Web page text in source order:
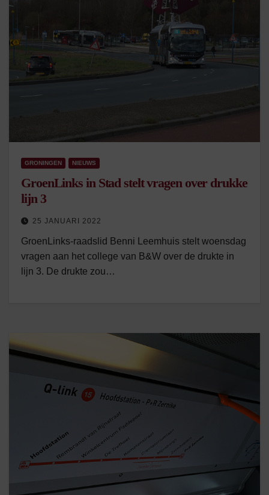
GRONINGEN NIEUWS
GroenLinks in Stad stelt vragen over drukke
lijn 3
25 JANUARI 2022
GroenLinks-raadslid Benni Leemhuis stelt woensdag
vragen aan het college van B&W over de drukte in
lijn 3. De drukte zou…